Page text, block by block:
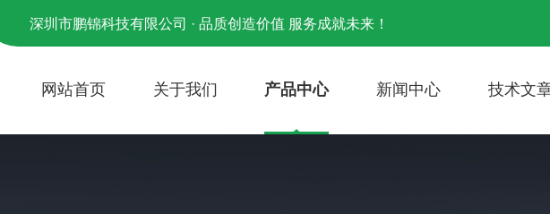
深圳市鹏锦科技有限公司 · 品质创造价值 服务成就未来！
网站首页 关于我们 产品中心 新闻中心 技术文